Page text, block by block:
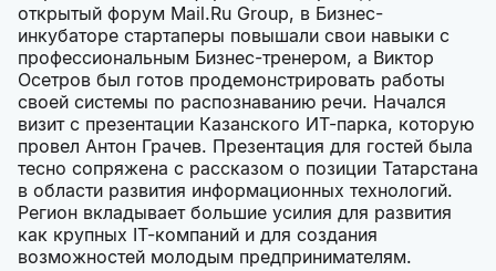
открытый форум Mail.Ru Group, в Бизнес-
инкубаторе стартаперы повышали свои навыки с
профессиональным Бизнес-тренером, а Виктор
Осетров был готов продемонстрировать работы
своей системы по распознаванию речи. Начался
визит с презентации Казанского ИТ-парка, которую
провел Антон Грачев. Презентация для гостей была
тесно сопряжена с рассказом о позиции Татарстана
в области развития информационных технологий.
Регион вкладывает большие усилия для развития
как крупных IT-компаний и для создания
возможностей молодым предпринимателям.